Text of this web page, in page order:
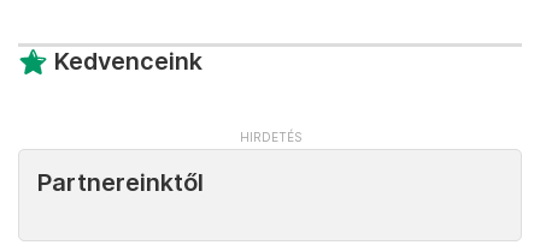
Kedvenceink
Partnereinktől